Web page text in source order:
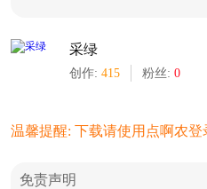
采绿
创作: 415 粉丝: 0
温馨提醒: 下载请使用点啊农
免责声明